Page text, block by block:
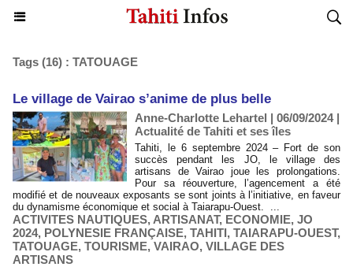
Tags (16) : TATOUAGE
Le village de Vairao s’anime de plus belle
Anne-Charlotte Lehartel | 06/09/2024|
Actualité de Tahiti et ses îles
Tahiti, le 6 septembre 2024 – Fort de son
succès pendant les JO, le village des
artisans de Vairao joue les prolongations.
Pour sa réouverture, l’agencement a été
modifié et de nouveaux exposants se sont joints à l’initiative, en faveur
du dynamisme économique et social à Taiarapu-Ouest. ...
ACTIVITES NAUTIQUES, ARTISANAT, ECONOMIE, JO
2024, POLYNESIE FRANÇAISE, TAHITI, TAIARAPU-OUEST,
TATOUAGE, TOURISME, VAIRAO, VILLAGE DES
ARTISANS